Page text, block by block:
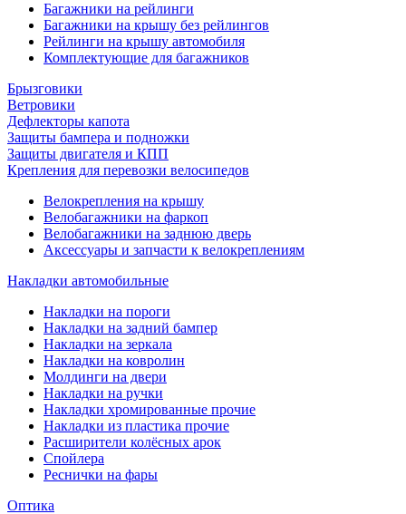
Багажники на рейлинги
Багажники на крышу без рейлингов
Рейлинги на крышу автомобиля
Комплектующие для багажников
Брызговики
Ветровики
Дефлекторы капота
Защиты бампера и подножки
Защиты двигателя и КПП
Крепления для перевозки велосипедов
Велокрепления на крышу
Велобагажники на фаркоп
Велобагажники на заднюю дверь
Аксессуары и запчасти к велокреплениям
Накладки автомобильные
Накладки на пороги
Накладки на задний бампер
Накладки на зеркала
Накладки на ковролин
Молдинги на двери
Накладки на ручки
Накладки хромированные прочие
Накладки из пластика прочие
Расширители колёсных арок
Спойлера
Реснички на фары
Оптика